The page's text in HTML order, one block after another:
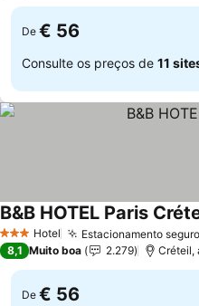
De € 56
Consulte os preços de 11
3 EstrelasHotel Estacionamento
B&B HOTEL Paris
8,1 Muito boa 2.279 Créteil,
De € 56